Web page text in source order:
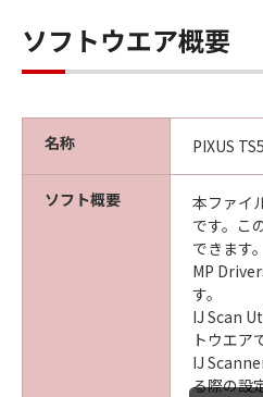
ソフトウエア概要
名称 PIXUS
ソフト概要
本ファイ
です。こ
できます。
MP
す。
IJ Scan
トウエア
IJ
る際の設